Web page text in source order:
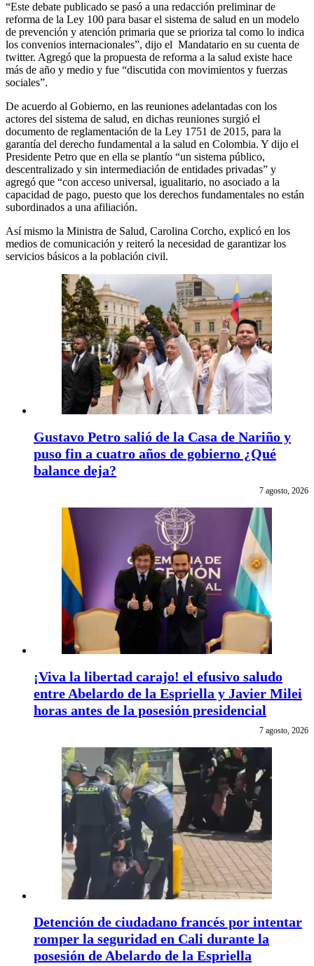
“Este debate publicado se pasó a una redacción preliminar de
reforma de la Ley 100 para basar el sistema de salud en un modelo
de prevención y atención primaria que se prioriza tal como lo indica
los convenios internacionales”, dijo el Mandatario en su cuenta de
twitter. Agregó que la propuesta de reforma a la salud existe hace
más de año y medio y fue “discutida con movimientos y fuerzas
sociales”.
De acuerdo al Gobierno, en las reuniones adelantadas con los
actores del sistema de salud, en dichas reuniones surgió el
documento de reglamentación de la Ley 1751 de 2015, para la
garantía del derecho fundamental a la salud en Colombia. Y dijo el
Presidente Petro que en ella se plantío “un sistema público,
descentralizado y sin intermediación de entidades privadas” y
agregó que “con acceso universal, igualitario, no asociado a la
capacidad de pago, puesto que los derechos fundamentales no están
subordinados a una afiliación.
Así mismo la Ministra de Salud, Carolina Corcho, explicó en los
medios de comunicación y reiteró la necesidad de garantizar los
servicios básicos a la población civil.
Gustavo Petro salió de la Casa de Nariño y
puso fin a cuatro años de gobierno ¿Qué
balance deja?
7 agosto, 2026
¡Viva la libertad carajo! el efusivo saludo
entre Abelardo de la Espriella y Javier Milei
horas antes de la posesión presidencial
7 agosto, 2026
Detención de ciudadano francés por intentar
romper la seguridad en Cali durante la
posesión de Abelardo de la Espriella